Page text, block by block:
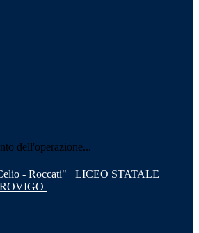
dell'operazione...
LICEO STATALE
ROVIGO